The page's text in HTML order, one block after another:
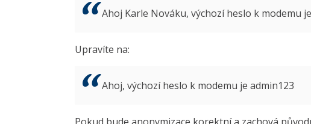
Ahoj Karle Nováku, výchozí heslo k modemu
Upravíte na:
Ahoj, výchozí heslo k modemu je admin123